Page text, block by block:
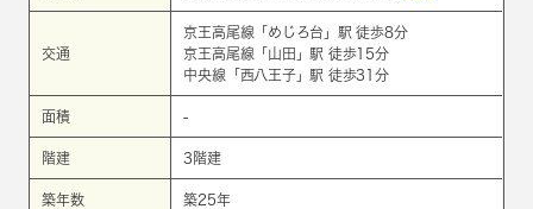
交通
京王高尾線 「 めじろ台 」駅 徒歩8分
京王高尾線 「 山田 」駅 徒歩15分
中央線 「 西八王子」駅 徒歩31分
面積 -
階建 3階建
築年数 築25年